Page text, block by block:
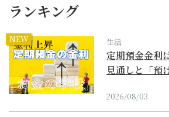
ランキング
NEW 生活
定期預金金利
見通しと「預
2026/08/03